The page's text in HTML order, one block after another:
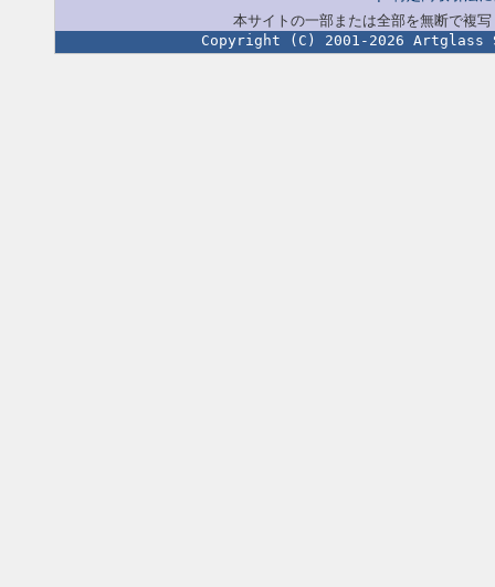
本サイトの一部または全部を無断で複
Copyright (C) 2001-2026